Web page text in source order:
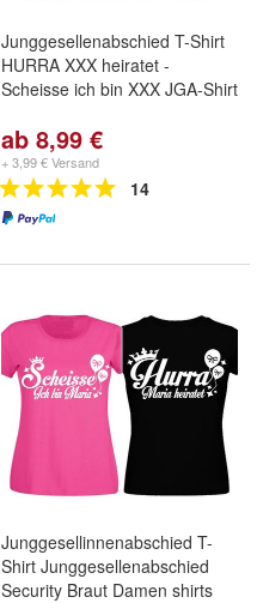
Junggesellenabschied T-Shirt
HURRA XXX heiratet -
Scheisse ich bin XXX JGA-Shirt
ab 8,99 €
+ 3,99 € Versand
14
Junggesellinnenabschied T-
Shirt Junggesellenabschied
Security Braut Damen shirts